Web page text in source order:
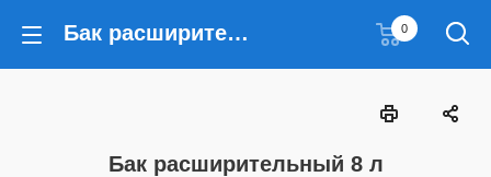
Бак расширительный 8 л 0
Бак расширительный 8 л